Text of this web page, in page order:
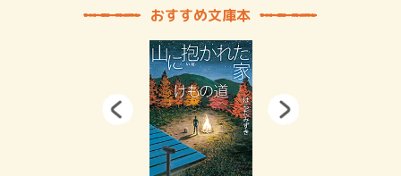
おすすめ文庫本